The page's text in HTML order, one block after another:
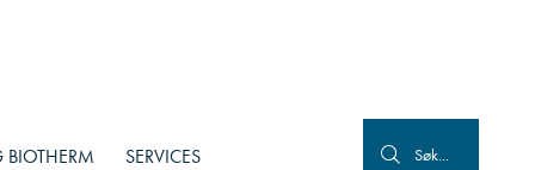
BIOTHERM SERVICES Søk...